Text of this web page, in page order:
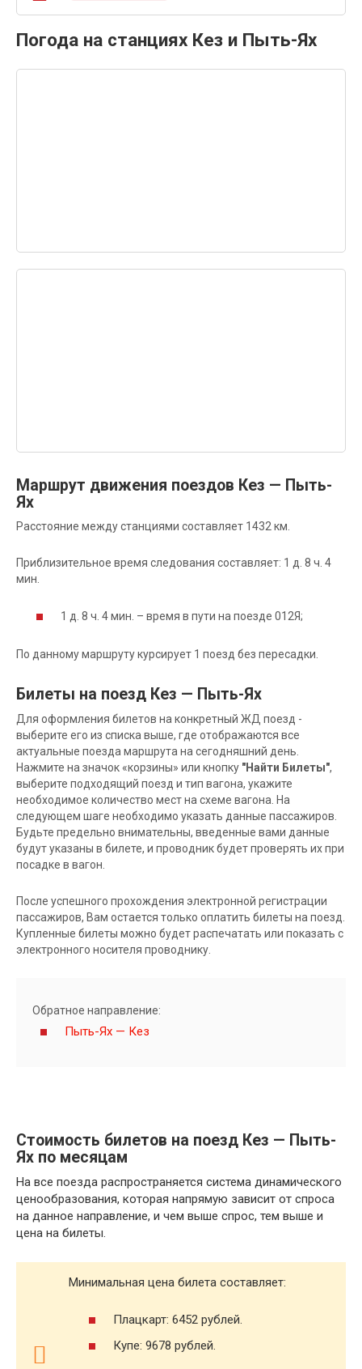
Погода на станциях Кез и Пыть-Ях
Маршрут движения поездов Кез — Пыть-
Ях
Расстояние между станциями составляет 1432 км.
Приблизительное время следования составляет: 1 д. 8 ч. 4
мин.
1 д. 8 ч. 4 мин. – время в пути на поезде 012Я;
По данному маршруту курсирует 1 поезд без пересадки.
Билеты на поезд Кез — Пыть-Ях
Для оформления билетов на конкретный ЖД поезд -
выберите его из списка выше, где отображаются все
актуальные поезда маршрута на сегодняшний день.
Нажмите на значок «корзины» или кнопку "Найти Билеты",
выберите подходящий поезд и тип вагона, укажите
необходимое количество мест на схеме вагона. На
следующем шаге необходимо указать данные пассажиров.
Будьте предельно внимательны, введенные вами данные
будут указаны в билете, и проводник будет проверять их при
посадке в вагон.
После успешного прохождения электронной регистрации
пассажиров, Вам остается только оплатить билеты на поезд.
Купленные билеты можно будет распечатать или показать с
электронного носителя проводнику.
Обратное направление:
Пыть-Ях — Кез
Стоимость билетов на поезд Кез — Пыть-
Ях по месяцам
На все поезда распространяется система динамического
ценообразования, которая напрямую зависит от спроса
на данное направление, и чем выше спрос, тем выше и
цена на билеты.
Минимальная цена билета составляет:
Плацкарт: 6452 рублей.
Купе: 9678 рублей.